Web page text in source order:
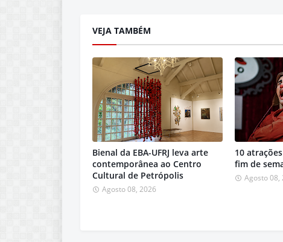
VEJA TAMBÉM
Bienal da EBA-UFRJ leva arte
contemporânea ao Centro
Cultural de Petrópolis
Agosto 08, 2026
10
fim de
Agosto 08,